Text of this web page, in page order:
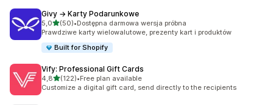
Givy → Karty Podarunkowe
5,0na 5 gwiazdek
(50)
Łączna liczba recenzji: 50
•Dostępna darmowa wersja próbna
Prawdziwe karty wielowalutowe, prezenty kart i produktów
Built for Shopify
Vify: Professional Gift Cards
4,8na 5 gwiazdek
(122)
Łączna liczba recenzji: 122
•Free plan available
Customize a digital gift card, send directly to the recipients